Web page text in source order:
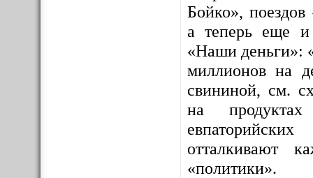
Бойко»,
а теперь еще и
«Наши деньги»:
миллионов на
свининой, см.
на продуктах
отталкивают
«политики».